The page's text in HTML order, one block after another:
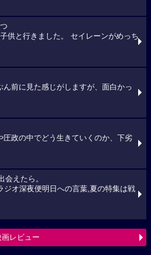
供と行きました。 セイレーンがめっち
前に見た感じがしますが、面白かっ
圧政の中でどう生きていくのか、下劣
会えたら。
ジオ深夜便明日への言葉,夏の特集は戦
画レビュー